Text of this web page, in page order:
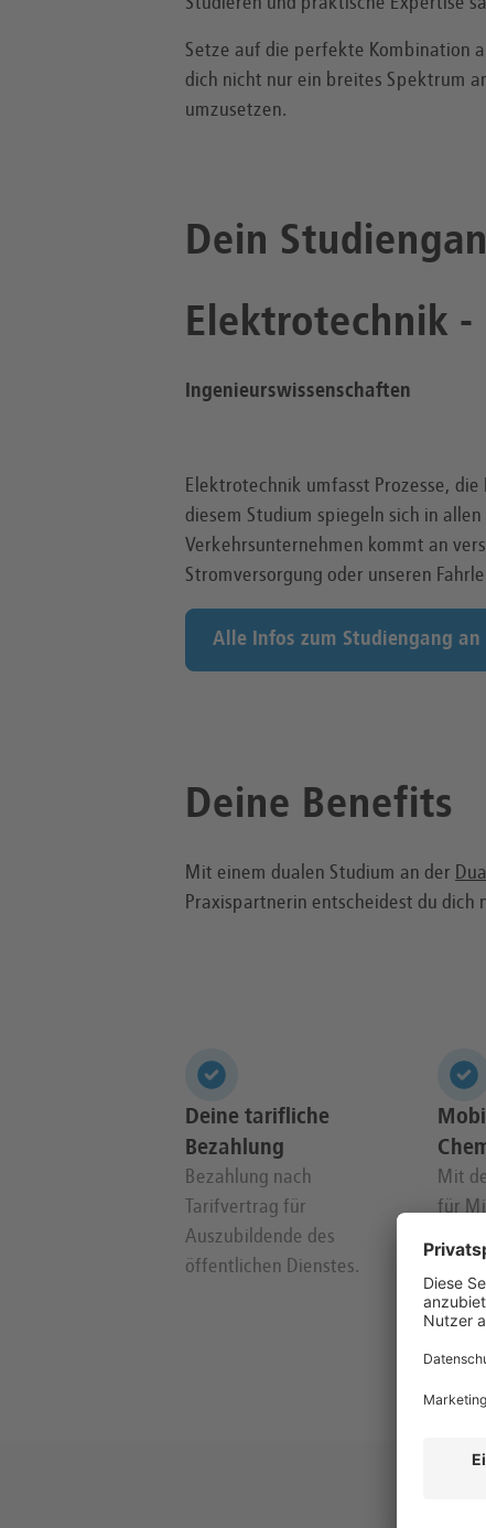
Setze auf die perfekte Kombination
dich nicht nur ein breites Spektrum
umzusetzen.
Dein
Elektrotechnik
Ingenieurswissenschaften
Elektrotechnik umfasst Prozesse,
diesem Studium spiegeln sich in
Verkehrsunternehmen kommt an
Stromversorgung oder unseren
Alle Infos zum Studiengang
Deine Benefits
Mit einem dualen Studium an der
Praxispartnerin entscheidest du
Deine tarifliche
Bezahlung
Bezahlung nach
Tarifvertrag für
Auszubildende des
öffentlichen Dienstes.
Mit
für